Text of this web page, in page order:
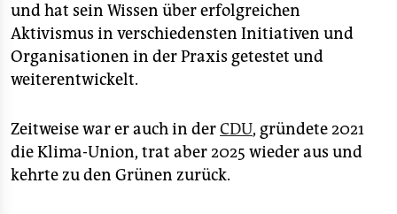
und hat sein Wissen über erfolgreichen
Aktivismus in verschiedensten Initiativen und
Organisationen in der Praxis getestet und
weiterentwickelt.
Zeitweise war er auch in derCDU, gründete 2021
die Klima-Union, trat aber 2025 wieder aus und
kehrte zu den Grünen zurück.